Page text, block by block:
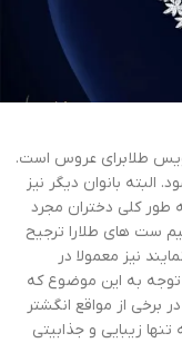
طلا برای عروس است.
بانوان دیگر نیز
طور کلی دختران مجرد
ست های طلا را ترجیح
نیز معمولا در
توجه به این موضوع که
برخی از مواقع انگشتر
زیبایی و جذابیتی